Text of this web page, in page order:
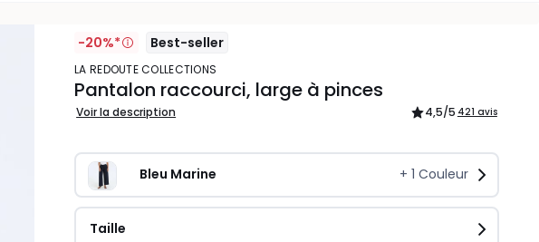
-20%* Best-seller
LA REDOUTE COLLECTIONS
Pantalon raccourci, large à pinces
Voir la description 4,5/5 421 avis
Bleu Marine + 1 Couleur
Taille